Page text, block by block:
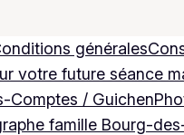
générales
votre future séance
Comptes / Guichen
famille Bourg-